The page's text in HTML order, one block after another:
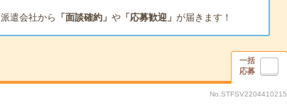
遣会社から 「面談確約」 や「応募歓迎」 が届きます！
一括
応募
No.STFSV2204410215